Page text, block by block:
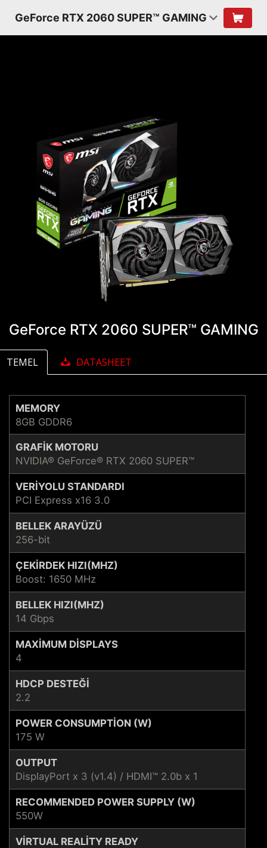
GeForce RTX 2060 SUPER™ GAMING
GeForce RTX 2060 SUPER™ GAMING
TEMEL DATASHEET
MEMORY
8GB GDDR6
GRAFIK MOTORU
NVIDIA® GeForce® RTX 2060 SUPER™
VERIYOLU STANDARDI
PCI Express x16 3.0
BELLEK ARAYÜZÜ
256-bit
ÇEKIRDEK HIZI(MHZ)
Boost: 1650 MHz
BELLEK HIZI(MHZ)
14 Gbps
MAXIMUM DISPLAYS
4
HDCP DESTEĞI
2.2
POWER CONSUMPTION (W)
175 W
OUTPUT
DisplayPort x 3 (v1.4) / HDMI™ 2.0b x 1
RECOMMENDED POWER SUPPLY (W)
550W
VIRTUAL REALITY READY